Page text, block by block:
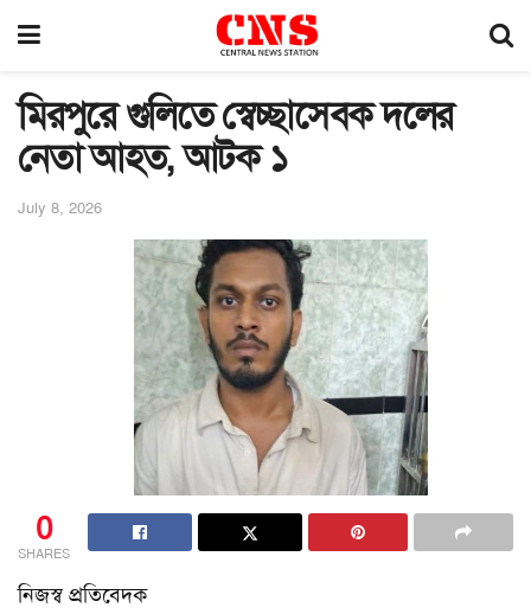
মিরপুরে গুলিতে স্বেচ্ছাসেবক দলের
নেতা আহত, আটক ১
July 8, 2026
0
SHARES
নিজস্ব প্রতিবেদক